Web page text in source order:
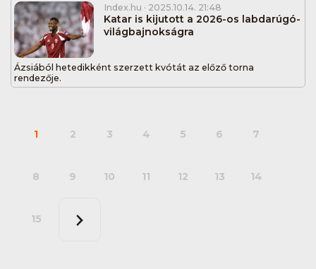
Index.hu · 2025.10.14. 21:48
Katar is kijutott a 2026-os labdarúgó-
világbajnokságra
Ázsiából hetedikként szerzett kvótát az előző torna
rendezője.
1 2 3 4 5 6 7
8 9 10 11 12 13 14
15